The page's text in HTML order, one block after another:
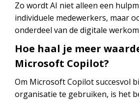
Zo wordt AI niet alleen een
individuele medewerkers, maar
onderdeel van de digitale
Hoe haal je meer
Microsoft Copilot?
Om Microsoft Copilot succesvol
organisatie te gebruiken, is het